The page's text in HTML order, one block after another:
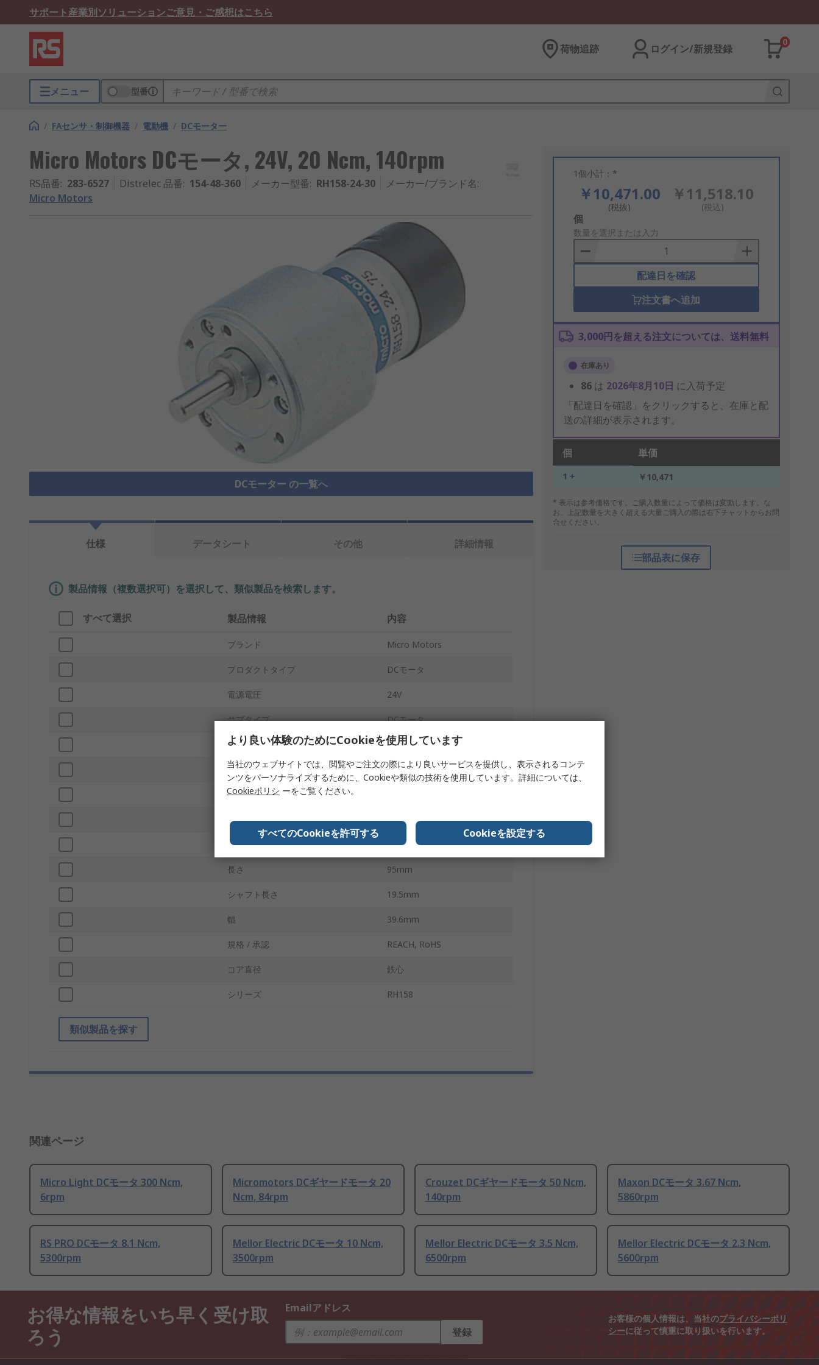
サポート産業別ソリューションご意見・ご感想はこちら
荷物追跡 ログイン/新規登録
0
メニュー 型番
/ FAセンサ・制御機器 / 電動機 / DCモーター
Micro Motors DCモータ, 24V, 20 Ncm, 140rpm
RS品番: 283-6527 Distrelec 品番: 154-48-360 メーカー型番: RH158-24-30 メーカー/ブランド名:
Micro Motors
DCモーター の一覧へ
1個小計：*
￥10,471.00
(税抜)
￥11,518.10
(税込)
Add
to
Basket
個
数量を選択または入力
配達日を確認
注文書へ追加
3,000円を超える注文については、送料無料
在庫あり
86 は 2026年8月10日 に入荷予定
「配達日を確認」をクリックすると、在庫と配
送の詳細が表示されます。
個 単価
1 + ￥10,471
* 表示は参考価格です。ご購入数量によって価格は変動します。な
お、上記数量を大きく超える大量ご購入の際は右下チャットからお問
合せください。
部品表に保存
仕様 データシート その他 詳細情報
製品情報（複数選択可）を選択して、類似製品を検索します。
すべて選択 製品情報 内容
ブランド Micro Motors
プロダクトタイプ DCモータ
電源電圧 24V
サブタイプ DCモータ
出力スピード 140rpm
軸径 6mm
最大出力トルク
ギア比 75:1
定格電流 330mA
長さ 95mm
シャフト長さ 19.5mm
幅 39.6mm
規格 / 承認 REACH, RoHS
コア直径 鉄心
シリーズ RH158
類似製品を探す
関連ページ
Micro Light DCモータ 300 Ncm,
6rpm
Micromotors DCギヤードモータ 20
Ncm, 84rpm
Crouzet DCギヤードモータ 50 Ncm,
140rpm
Maxon DCモータ 3.67 Ncm,
5860rpm
RS PRO DCモータ 8.1 Ncm,
5300rpm
Mellor Electric DCモータ 10 Ncm,
3500rpm
Mellor Electric DCモータ 3.5 Ncm,
6500rpm
Mellor Electric DCモータ 2.3 Ncm,
5600rpm
お得な情報をいち早く受け取
ろう
Emailアドレス
登録
お客様の個人情報は、当社のプライバシーポリ
シーに従って慎重に取り扱いを行います。
より良い体験のためにCookieを使用しています
当社のウェブサイトでは、閲覧やご注文の際により良いサービスを提供し、表示されるコンテ
ンツをパーソナライズするために、Cookieや類似の技術を使用しています。詳細については、
Cookieポリシ ーをご覧ください。
すべてのCookieを許可する Cookieを設定する